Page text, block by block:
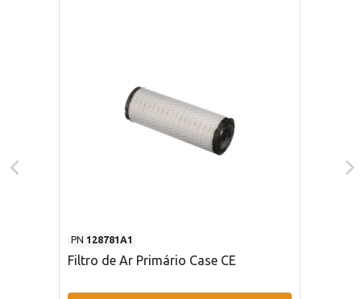
PN 128781A1
Filtro de Ar Primário Case CE